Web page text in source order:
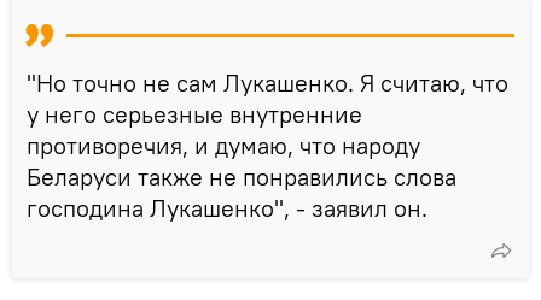
"Но точно не сам Лукашенко. Я считаю, что
у него серьезные внутренние
противоречия, и думаю, что народу
Беларуси также не понравились слова
господина Лукашенко", - заявил он.